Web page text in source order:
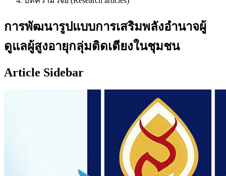
การพัฒนารูปแบบการเสริมพลังอำนาจผู้
ดูแลผู้สูงอายุกลุ่มติดเตียงในชุมชน
Article Sidebar